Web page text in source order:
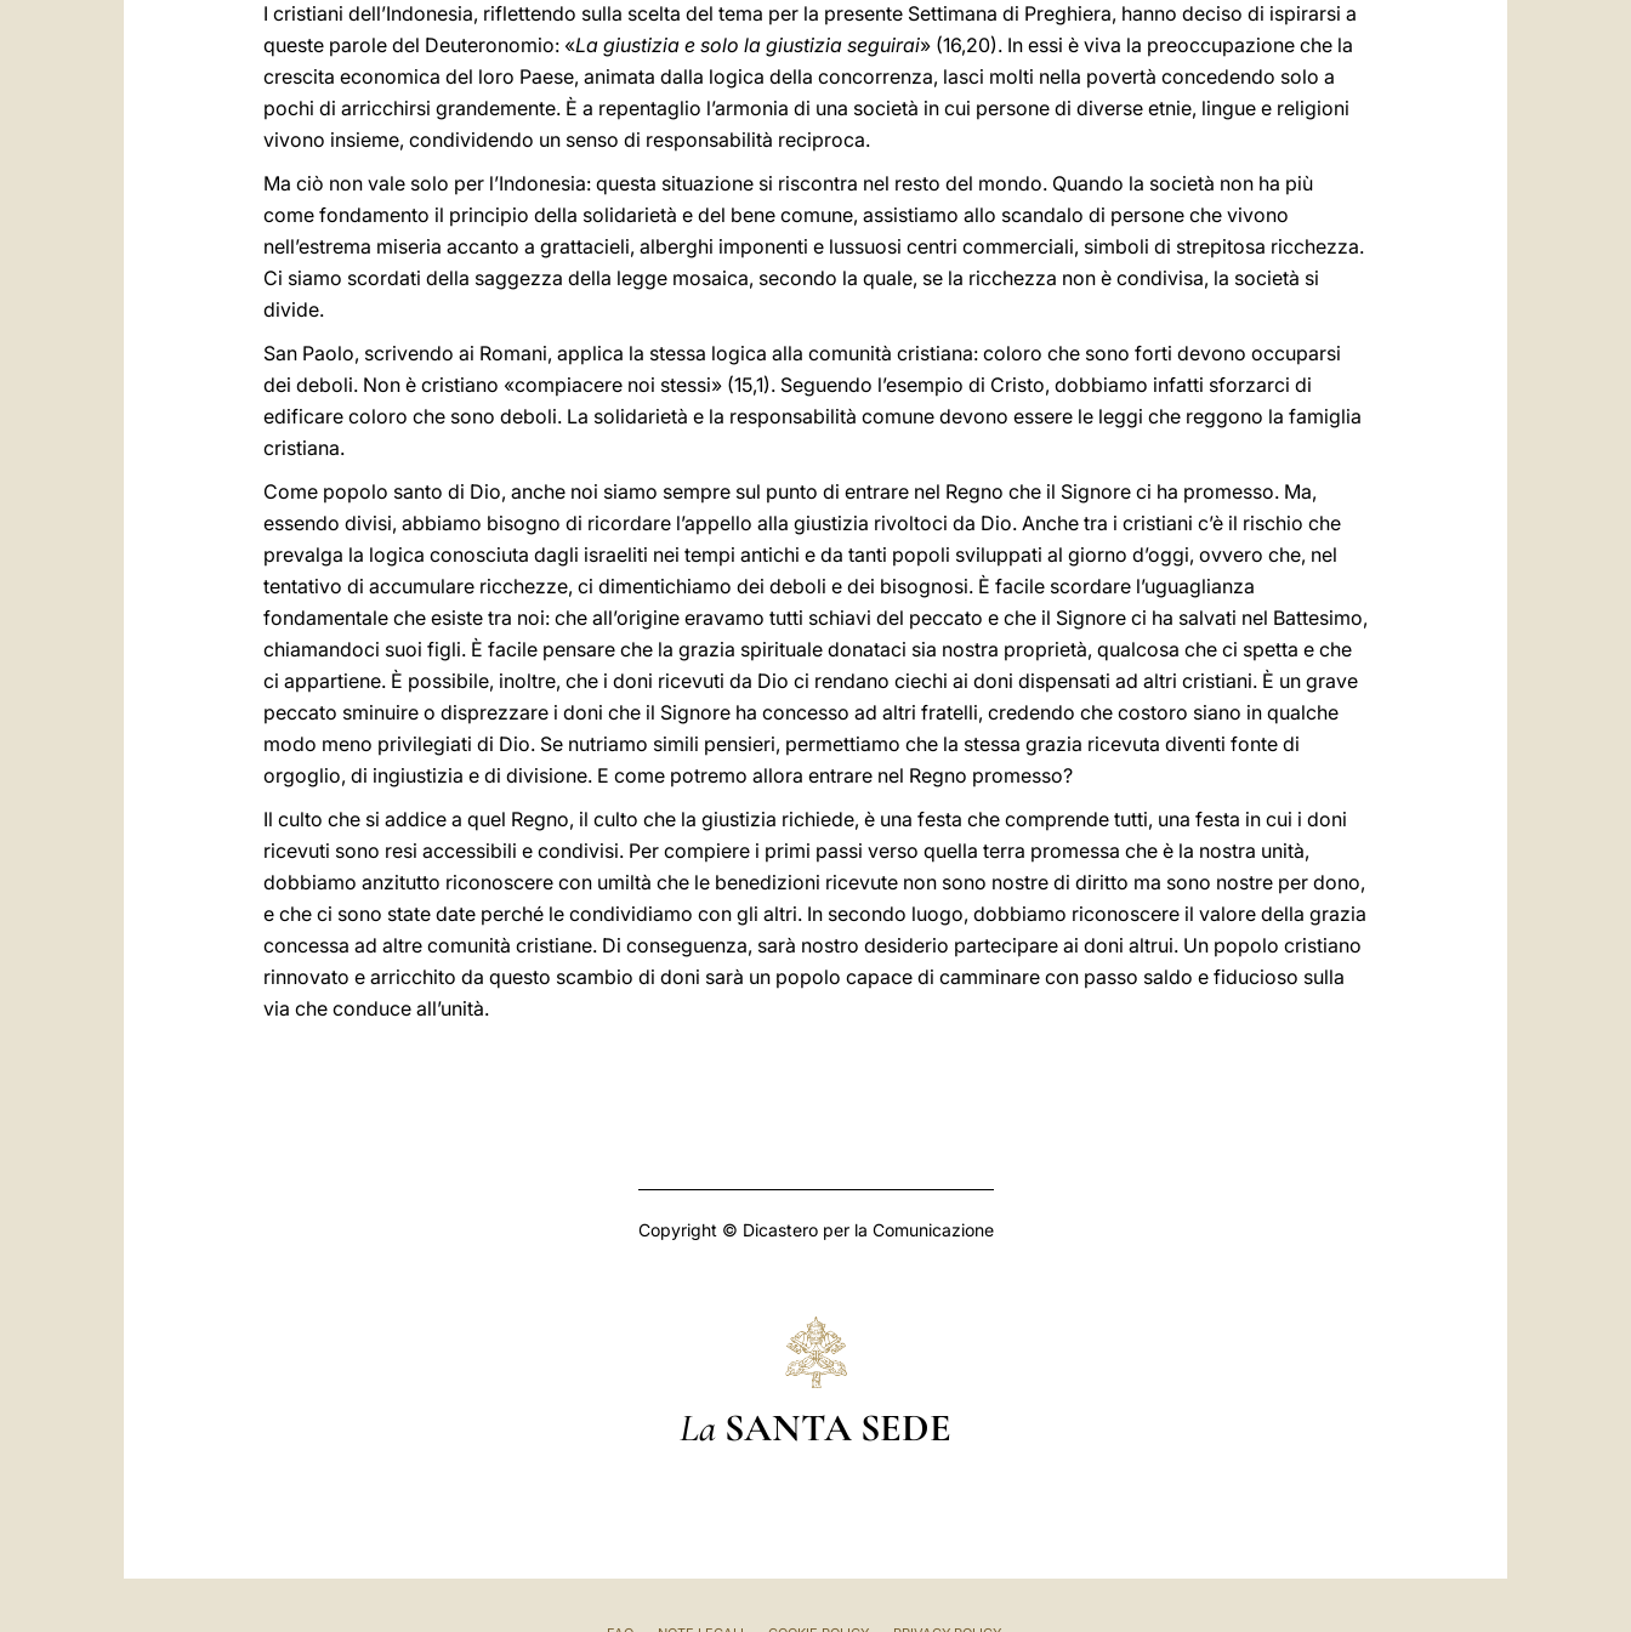
I cristiani dell’Indonesia, riflettendo sulla scelta del tema per la presente Settimana di Preghiera, hanno deciso di ispirarsi a
queste parole del Deuteronomio: «La giustizia e solo la giustizia seguirai» (16,20). In essi è viva la preoccupazione che la
crescita economica del loro Paese, animata dalla logica della concorrenza, lasci molti nella povertà concedendo solo a
pochi di arricchirsi grandemente. È a repentaglio l’armonia di una società in cui persone di diverse etnie, lingue e religioni
vivono insieme, condividendo un senso di responsabilità reciproca.
Ma ciò non vale solo per l’Indonesia: questa situazione si riscontra nel resto del mondo. Quando la società non ha più
come fondamento il principio della solidarietà e del bene comune, assistiamo allo scandalo di persone che vivono
nell’estrema miseria accanto a grattacieli, alberghi imponenti e lussuosi centri commerciali, simboli di strepitosa ricchezza.
Ci siamo scordati della saggezza della legge mosaica, secondo la quale, se la ricchezza non è condivisa, la società si
divide.
San Paolo, scrivendo ai Romani, applica la stessa logica alla comunità cristiana: coloro che sono forti devono occuparsi
dei deboli. Non è cristiano «compiacere noi stessi» (15,1). Seguendo l’esempio di Cristo, dobbiamo infatti sforzarci di
edificare coloro che sono deboli. La solidarietà e la responsabilità comune devono essere le leggi che reggono la famiglia
cristiana.
Come popolo santo di Dio, anche noi siamo sempre sul punto di entrare nel Regno che il Signore ci ha promesso. Ma,
essendo divisi, abbiamo bisogno di ricordare l’appello alla giustizia rivoltoci da Dio. Anche tra i cristiani c’è il rischio che
prevalga la logica conosciuta dagli israeliti nei tempi antichi e da tanti popoli sviluppati al giorno d’oggi, ovvero che, nel
tentativo di accumulare ricchezze, ci dimentichiamo dei deboli e dei bisognosi. È facile scordare l’uguaglianza
fondamentale che esiste tra noi: che all’origine eravamo tutti schiavi del peccato e che il Signore ci ha salvati nel Battesimo,
chiamandoci suoi figli. È facile pensare che la grazia spirituale donataci sia nostra proprietà, qualcosa che ci spetta e che
ci appartiene. È possibile, inoltre, che i doni ricevuti da Dio ci rendano ciechi ai doni dispensati ad altri cristiani. È un grave
peccato sminuire o disprezzare i doni che il Signore ha concesso ad altri fratelli, credendo che costoro siano in qualche
modo meno privilegiati di Dio. Se nutriamo simili pensieri, permettiamo che la stessa grazia ricevuta diventi fonte di
orgoglio, di ingiustizia e di divisione. E come potremo allora entrare nel Regno promesso?
Il culto che si addice a quel Regno, il culto che la giustizia richiede, è una festa che comprende tutti, una festa in cui i doni
ricevuti sono resi accessibili e condivisi. Per compiere i primi passi verso quella terra promessa che è la nostra unità,
dobbiamo anzitutto riconoscere con umiltà che le benedizioni ricevute non sono nostre di diritto ma sono nostre per dono,
e che ci sono state date perché le condividiamo con gli altri. In secondo luogo, dobbiamo riconoscere il valore della grazia
concessa ad altre comunità cristiane. Di conseguenza, sarà nostro desiderio partecipare ai doni altrui. Un popolo cristiano
rinnovato e arricchito da questo scambio di doni sarà un popolo capace di camminare con passo saldo e fiducioso sulla
via che conduce all’unità.
Copyright © Dicastero per la Comunicazione
La SANTA SEDE